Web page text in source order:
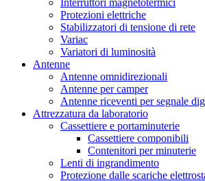
Protezioni elettriche
Stabilizzatori di tensione di rete
Variac
Variatori di luminosità
Antenne
Antenne omnidirezionali
Antenne per camper
Antenne riceventi per segnale
Attrezzatura da laboratorio
Cassettiere e portaminuterie
Cassettiere componibili
Contenitori per minuterie
Lenti di ingrandimento
Protezione dalle scariche